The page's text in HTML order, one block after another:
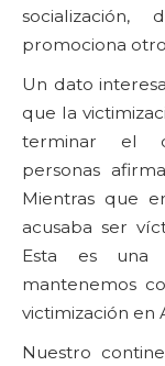
socialización,
promociona
Un dato
que la
terminar el
personas
Mientras que
acusaba ser
Esta es una
mantenemos
victimización en
Nuestro